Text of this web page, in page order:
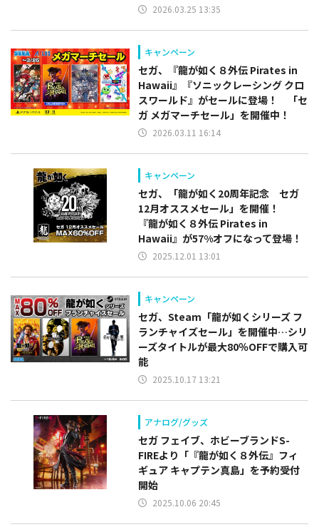
2026.03.25 13:35
キャンペーン
セガ、『龍が如く８外伝 Pirates in
Hawaii』『ソニックレーシング クロ
スワールド』がセールに登場！ 「セ
ガ メガマーチセール」を開催中！
2026.03.11 16:14
キャンペーン
セガ、「龍が如く20周年記念 セガ
12月オススメセール」を開催！
『龍が如く８外伝 Pirates in
Hawaii』が57%オフになって登場！
2025.12.01 13:01
キャンペーン
セガ、Steam「龍が如くシリーズ フ
ランチャイズセール」を開催中…シリ
ーズタイトルが最大80％OFFで購入可
能
2025.10.17 13:21
アナログ/グッズ
セガ フェイブ、ホビーブランドS-
FIREより「『龍が如く８外伝』フィ
ギュア キャプテン真島」を予約受付
開始
2025.10.06 20:45